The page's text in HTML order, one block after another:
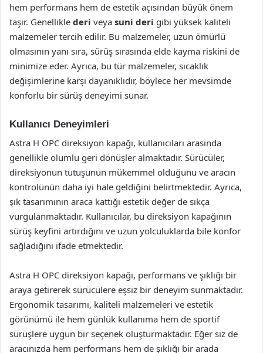
hem performans hem de estetik açısından büyük önem
taşır. Genellikle deri veya suni deri gibi yüksek kaliteli
malzemeler tercih edilir. Bu malzemeler, uzun ömürlü
olmasının yanı sıra, sürüş sırasında elde kayma riskini de
minimize eder. Ayrıca, bu tür malzemeler, sıcaklık
değişimlerine karşı dayanıklıdır, böylece her mevsimde
konforlu bir sürüş deneyimi sunar.
Kullanıcı Deneyimleri
Astra H OPC direksiyon kapağı, kullanıcıları arasında
genellikle olumlu geri dönüşler almaktadır. Sürücüler,
direksiyonun tutuşunun mükemmel olduğunu ve aracın
kontrolünün daha iyi hale geldiğini belirtmektedir. Ayrıca,
şık tasarımının araca kattığı estetik değer de sıkça
vurgulanmaktadır. Kullanıcılar, bu direksiyon kapağının
sürüş keyfini artırdığını ve uzun yolculuklarda bile konfor
sağladığını ifade etmektedir.
Astra H OPC direksiyon kapağı, performans ve şıklığı bir
araya getirerek sürücülere eşsiz bir deneyim sunmaktadır.
Ergonomik tasarımı, kaliteli malzemeleri ve estetik
görünümü ile hem günlük kullanıma hem de sportif
sürüşlere uygun bir seçenek oluşturmaktadır. Eğer siz de
aracınızda hem performans hem de şıklığı bir arada